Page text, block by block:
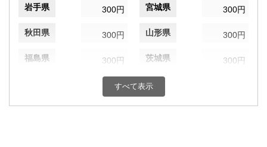
岩手県 300円 宮城県 300円
秋田県 300円 山形県 300円
福島県 300円 茨城県 300円
300円 群馬県
埼玉県 千葉県
すべて表示